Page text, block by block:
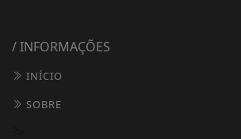
/ INFORMAÇÕES
INÍCIO
SOBRE